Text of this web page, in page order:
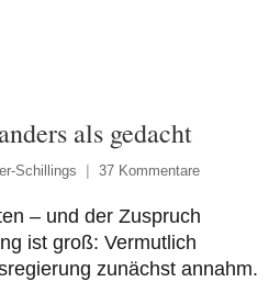
als gedacht
Schillings 37 Kommentare
– und der Zuspruch
ist groß: Vermutlich
zunächst annahm.